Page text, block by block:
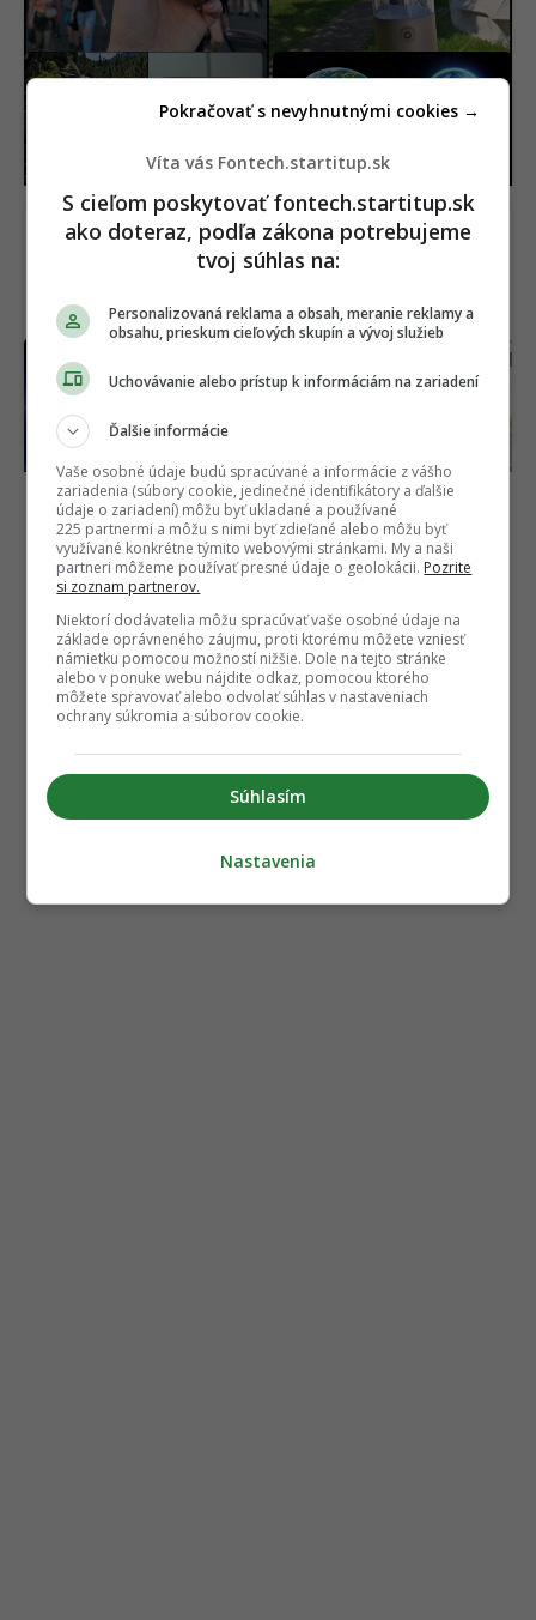
RECENZIASamsung
smartfón. Pokazil ho
Vedci tomu nerozumejú.
zmenilo smer
Veľký prelom vo fyzike:
Vedci naučili teplo prúdiť
vlákne
ohromujúci, tvrdí riaditeľ.
Víta vás Fontech.startitup.sk
S cieľom poskytovať fontech.startitup.sk
ako doteraz, podľa zákona potrebujeme
tvoj súhlas na:
Personalizovaná reklama a obsah, meranie reklamy a
obsahu, prieskum cieľových skupín a vývoj služieb
Uchovávanie alebo prístup k informáciám na zariadení
Ďalšie informácie
Vaše osobné údaje budú spracúvané a informácie z vášho
zariadenia (súbory cookie, jedinečné identifikátory a ďalšie
údaje o zariadení) môžu byť ukladané a používané
225 partnermi a môžu s nimi byť zdieľané alebo môžu byť
využívané konkrétne týmito webovými stránkami. My a naši
partneri môžeme používať presné údaje o geolokácii. Pozrite
si zoznam partnerov.
Niektorí dodávatelia môžu spracúvať vaše osobné údaje na
základe oprávneného záujmu, proti ktorému môžete vzniesť
námietku pomocou možností nižšie. Dole na tejto stránke
alebo v ponuke webu nájdite odkaz, pomocou ktorého
môžete spravovať alebo odvolať súhlas v nastaveniach
ochrany súkromia a súborov cookie.
Súhlasím
Pokračovať s nevyhnutnými cookies →
Nastavenia